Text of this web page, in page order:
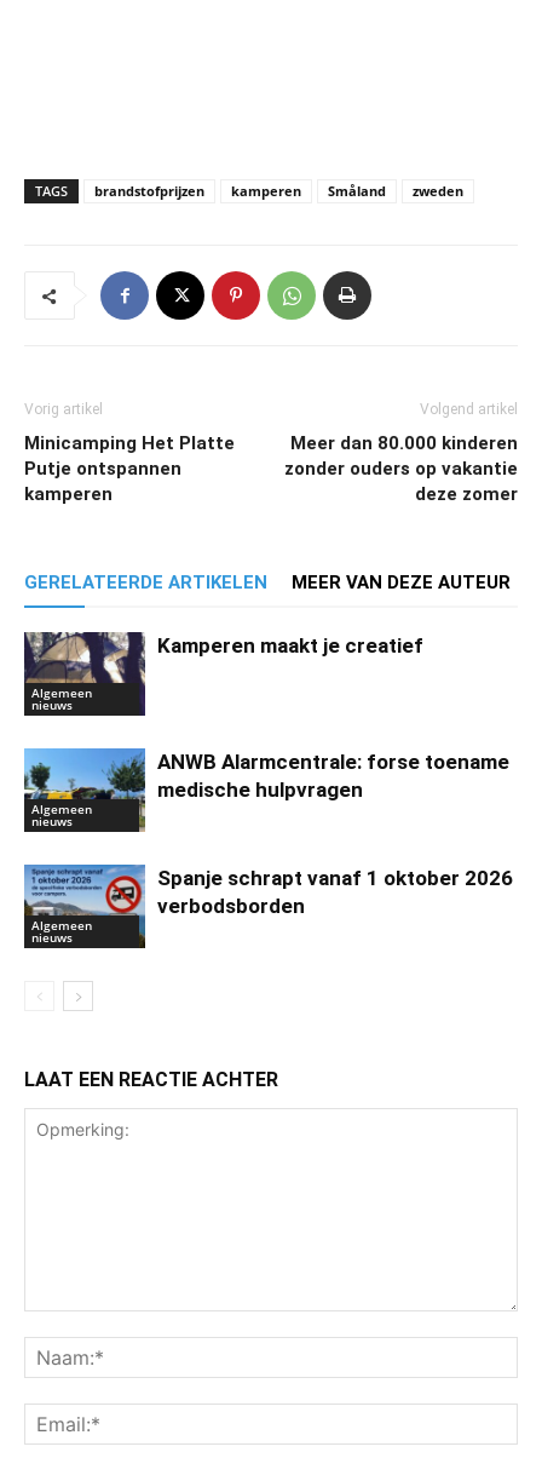
TAGS brandstofprijzen kamperen Småland zweden
Vorig artikel
Minicamping Het Platte
Putje ontspannen
kamperen
Volgend artikel
Meer dan 80.000 kinderen
zonder ouders op vakantie
deze zomer
GERELATEERDE ARTIKELEN MEER VAN DEZE AUTEUR
Algemeen
nieuws
Kamperen maakt je creatief
Algemeen
nieuws
ANWB Alarmcentrale: forse toename
medische hulpvragen
Algemeen
nieuws
Spanje schrapt vanaf 1 oktober 2026
verbodsborden
LAAT EEN REACTIE ACHTER